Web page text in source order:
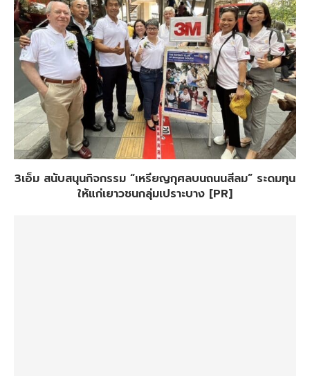
3เอ็ม สนับสนุนกิจกรรม “เหรียญกุศลบนถนนสีลม” ระดมทุน
ให้แก่เยาวชนกลุ่มเปราะบาง [PR]